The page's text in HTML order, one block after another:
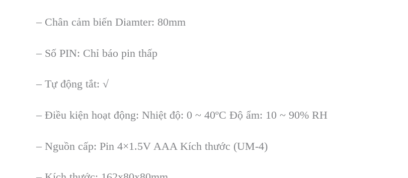
– Chân cảm biến Diamter: 80mm
– Số PIN: Chỉ báo pin thấp
– Tự động tắt: √
– Điều kiện hoạt động: Nhiệt độ: 0 ~ 40ºC Độ ẩm: 10 ~ 90% RH
– Nguồn cấp: Pin 4×1.5V AAA Kích thước (UM-4)